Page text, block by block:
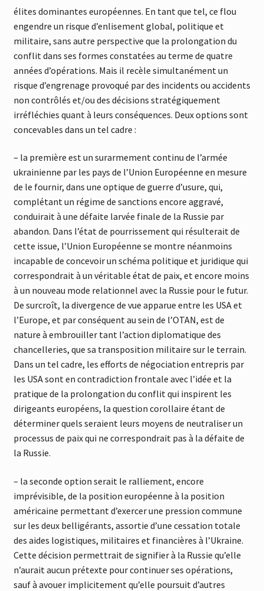
élites dominantes européennes. En tant que tel, ce flou
engendre un risque d’enlisement global, politique et
militaire, sans autre perspective que la prolongation du
conflit dans ses formes constatées au terme de quatre
années d’opérations. Mais il recèle simultanément un
risque d’engrenage provoqué par des incidents ou accidents
non contrôlés et/ou des décisions stratégiquement
irréfléchies quant à leurs conséquences. Deux options sont
concevables dans un tel cadre :
– la première est un surarmement continu de l’armée
ukrainienne par les pays de l’Union Européenne en mesure
de le fournir, dans une optique de guerre d’usure, qui,
complétant un régime de sanctions encore aggravé,
conduirait à une défaite larvée finale de la Russie par
abandon. Dans l’état de pourrissement qui résulterait de
cette issue, l’Union Européenne se montre néanmoins
incapable de concevoir un schéma politique et juridique qui
correspondrait à un véritable état de paix, et encore moins
à un nouveau mode relationnel avec la Russie pour le futur.
De surcroît, la divergence de vue apparue entre les USA et
l’Europe, et par conséquent au sein de l’OTAN, est de
nature à embrouiller tant l’action diplomatique des
chancelleries, que sa transposition militaire sur le terrain.
Dans un tel cadre, les efforts de négociation entrepris par
les USA sont en contradiction frontale avec l’idée et la
pratique de la prolongation du conflit qui inspirent les
dirigeants européens, la question corollaire étant de
déterminer quels seraient leurs moyens de neutraliser un
processus de paix qui ne correspondrait pas à la défaite de
la Russie.
– la seconde option serait le ralliement, encore
imprévisible, de la position européenne à la position
américaine permettant d’exercer une pression commune
sur les deux belligérants, assortie d’une cessation totale
des aides logistiques, militaires et financières à l’Ukraine.
Cette décision permettrait de signifier à la Russie qu’elle
n’aurait aucun prétexte pour continuer ses opérations,
sauf à avouer implicitement qu’elle poursuit d’autres